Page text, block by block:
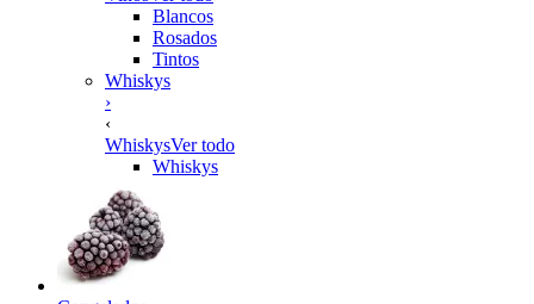
Blancos
Rosados
Tintos
Whiskys
›
‹
WhiskysVer todo
Whiskys